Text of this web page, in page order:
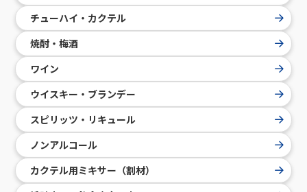
チューハイ・カクテル
焼酎・梅酒
ワイン
ウイスキー・ブランデー
スピリッツ・リキュール
ノンアルコール
カクテル用ミキサー（割材）